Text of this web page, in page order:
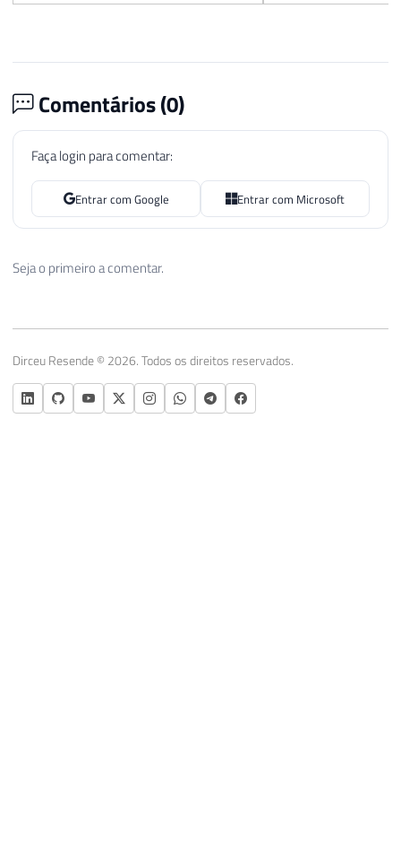
Comentários (0)
Faça login para comentar:
Entrar com Google Entrar com Microsoft
Seja o primeiro a comentar.
Dirceu Resende © 2026. Todos os direitos reservados.